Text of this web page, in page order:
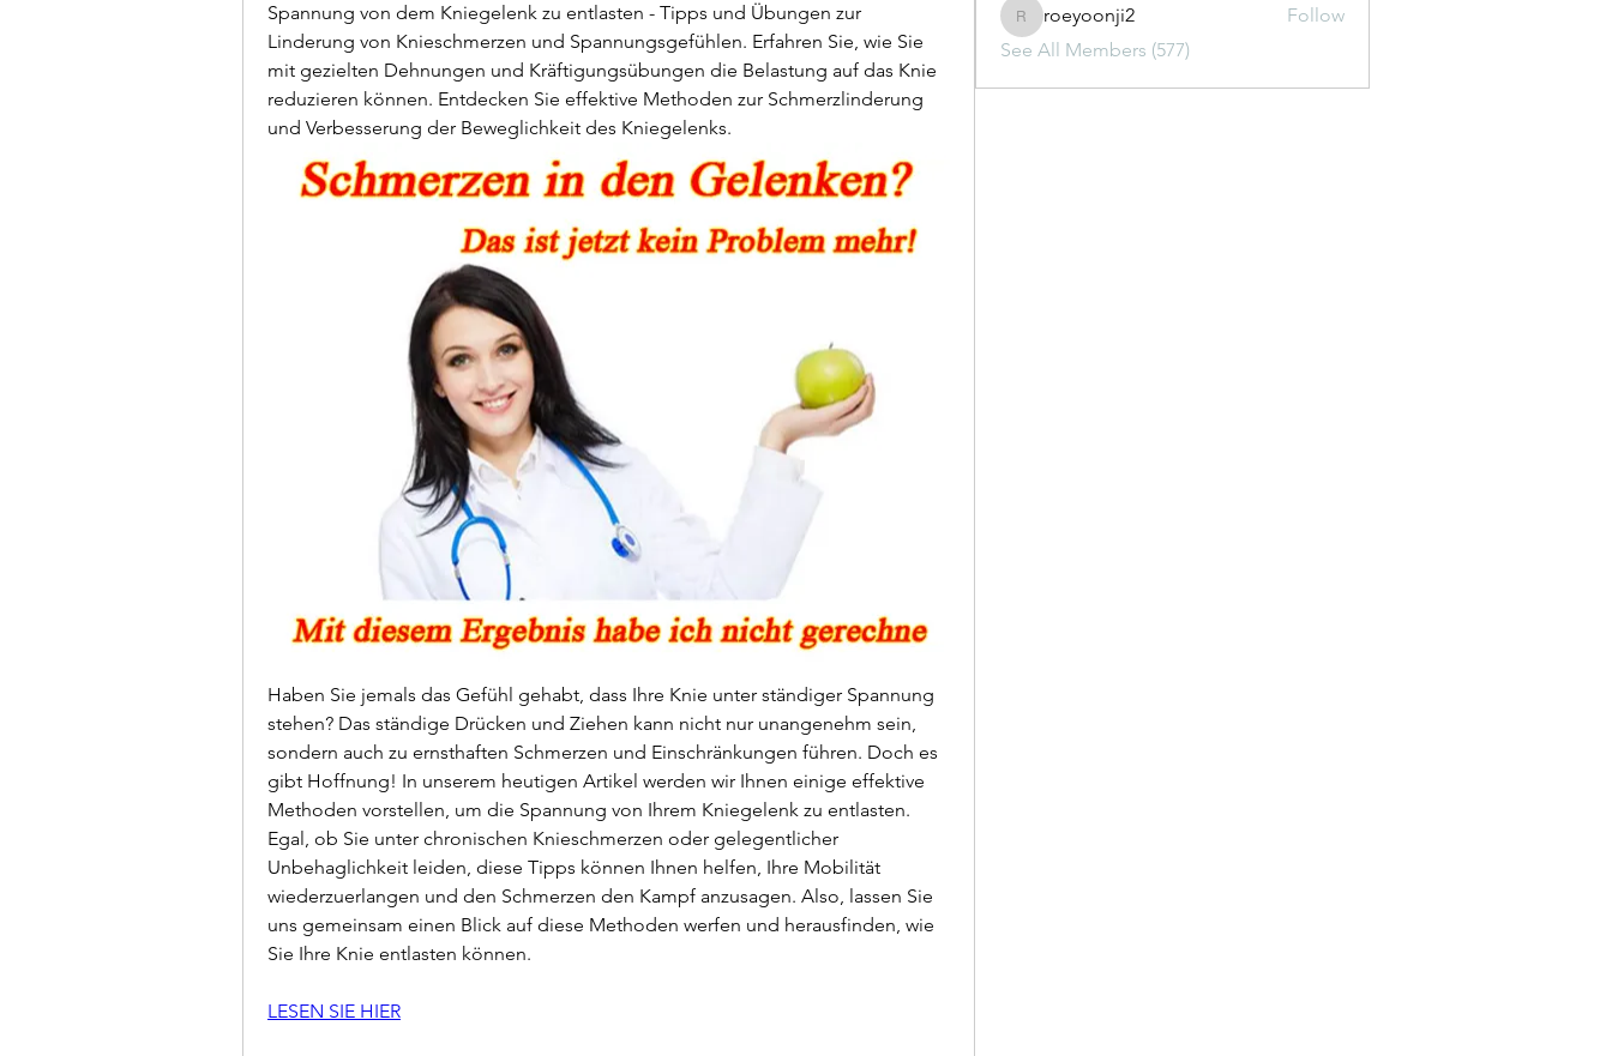
Spannung von dem Kniegelenk zu entlasten - Tipps und Übungen zur
Linderung von Knieschmerzen und Spannungsgefühlen. Erfahren Sie, wie Sie
mit gezielten Dehnungen und Kräftigungsübungen die Belastung auf das Knie
reduzieren können. Entdecken Sie effektive Methoden zur Schmerzlinderung
und Verbesserung der Beweglichkeit des Kniegelenks.
Haben Sie jemals das Gefühl gehabt, dass Ihre Knie unter ständiger Spannung
stehen? Das ständige Drücken und Ziehen kann nicht nur unangenehm sein,
sondern auch zu ernsthaften Schmerzen und Einschränkungen führen. Doch es
gibt Hoffnung! In unserem heutigen Artikel werden wir Ihnen einige effektive
Methoden vorstellen, um die Spannung von Ihrem Kniegelenk zu entlasten.
Egal, ob Sie unter chronischen Knieschmerzen oder gelegentlicher
Unbehaglichkeit leiden, diese Tipps können Ihnen helfen, Ihre Mobilität
wiederzuerlangen und den Schmerzen den Kampf anzusagen. Also, lassen Sie
uns gemeinsam einen Blick auf diese Methoden werfen und herausfinden, wie
Sie Ihre Knie entlasten können.
LESEN SIE HIER
roeyoonji2
roeyoonji2
Follow
See All Members (577)